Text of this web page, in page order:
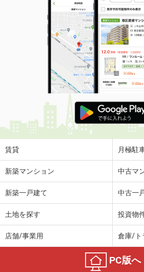
賃貸 月極駐
新築マンション 中古マ
新築一戸建て 中古一
土地を探す 投資物
店舗/事業用 倉庫/ト
PC版へ